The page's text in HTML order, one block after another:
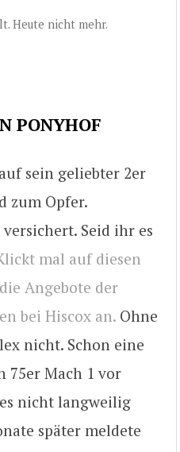
Heute nicht mehr.
PONYHOF
sein geliebter 2er
zum Opfer.
Seid ihr es
mal auf diesen
Angebote der
bei Hiscox an. Ohne
nicht. Schon eine
75er Mach 1 vor
nicht langweilig
später meldete